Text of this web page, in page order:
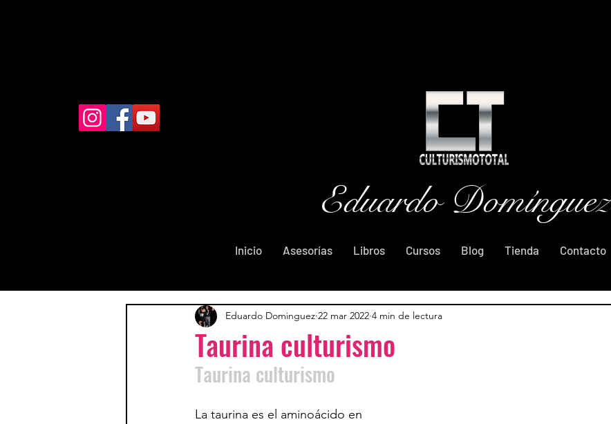
Eduardo Domínguez
Inicio Asesorías Libros Cursos Blog Tienda Contacto
Taurina culturismo
Eduardo Dominguez 22 mar 2022 4 min de lectura
Taurina culturismo
La taurina es el aminoácido en